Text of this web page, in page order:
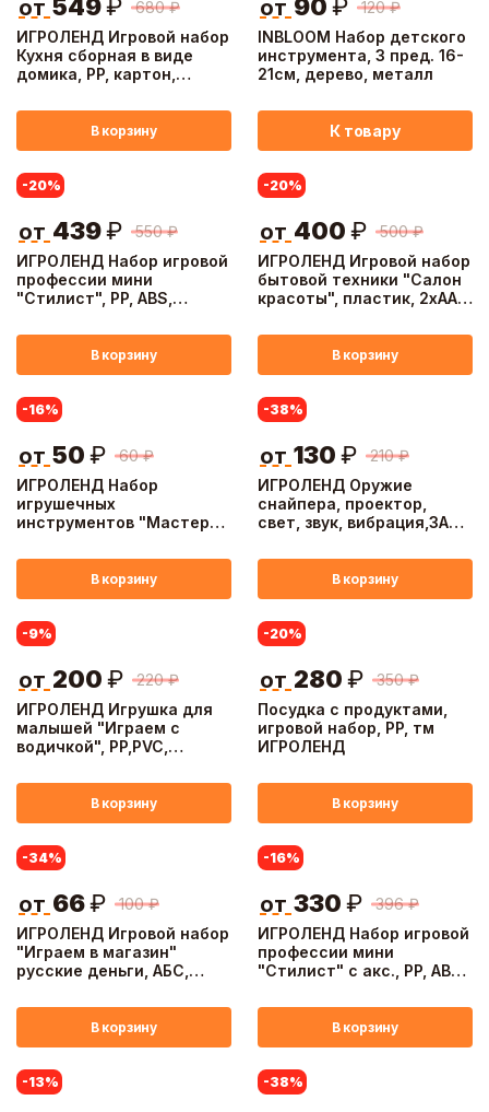
ИГРОЛЕНД Игровой набор
Кухня сборная в виде
домика, PP, картон,
680 ₽
от 549₽
В корзину
INBLOOM Набор детского
инструмента, 3 пред. 16-
21см, дерево, металл
120 ₽
от 90 ₽
К товару
ИГРОЛЕНД Набор игровой
профессии мини
"Стилист", PP, ABS,
-20%
550 ₽
от 439₽
В корзину
ИГРОЛЕНД Игровой набор
бытовой техники "Салон
красоты", пластик, 2хАА,
-20%
500 ₽
от 400 ₽
В корзину
ИГРОЛЕНД Набор
игрушечных
инструментов "Мастер
см, 2 дизайна
-16%
60 ₽
от 50 ₽
В корзину
ИГРОЛЕНД Оружие
снайпера, проектор,
свет, звук, вибрация,3АА,
30,3x2,2x9,6/31x2,5x10см
-38%
210 ₽
от 130 ₽
В корзину
ИГРОЛЕНД Игрушка для
малышей "Играем с
водичкой", PP,PVC,
-9%
220 ₽
от 200 ₽
В корзину
Посудка с продуктами,
игровой набор, PP, тм
ИГРОЛЕНД
-20%
350 ₽
от 280 ₽
В корзину
ИГРОЛЕНД Игровой набор
"Играем в магазин"
русские деньги, АБС,
-34%
100 ₽
от 66₽
В корзину
ИГРОЛЕНД Набор игровой
профессии мини
"Стилист" с акс., PP, ABS,
-16%
396 ₽
от 330 ₽
В корзину
-13% -38%